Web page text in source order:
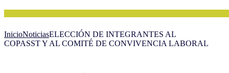
InicioNoticiasELECCIÓN DE INTEGRANTES AL
COPASST Y AL COMITÉ DE CONVIVENCIA LABORAL